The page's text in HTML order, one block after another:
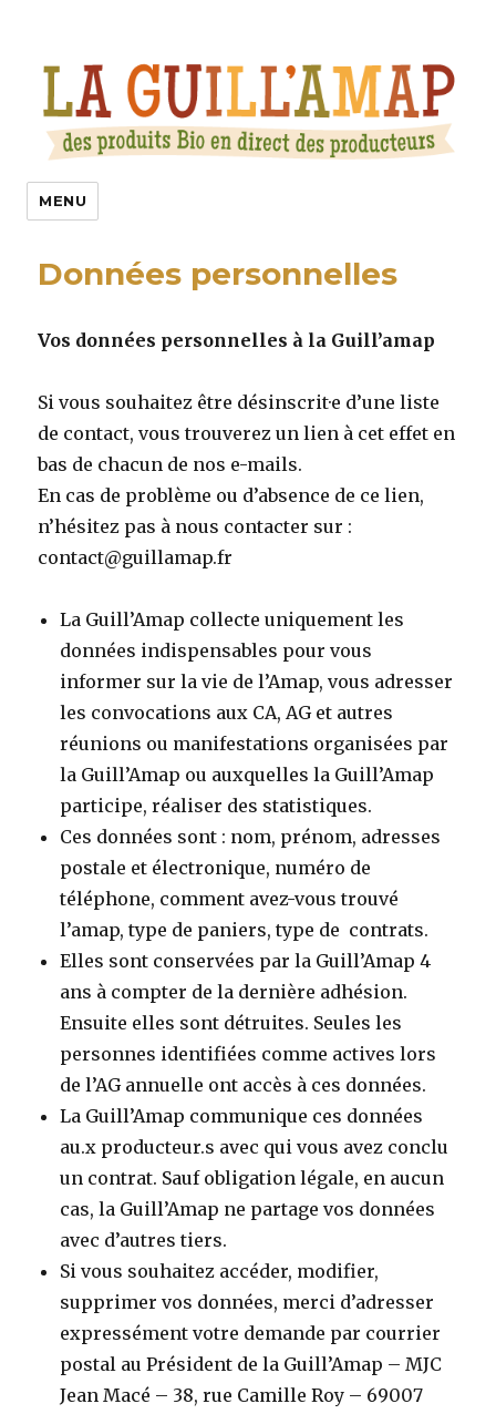
La Guill’Amap
MENU
Données personnelles
Vos données personnelles à la Guill’amap
Si vous souhaitez être désinscrit·e d’une liste
de contact, vous trouverez un lien à cet effet en
bas de chacun de nos e-mails.
En cas de problème ou d’absence de ce lien,
n’hésitez pas à nous contacter sur :
contact@guillamap.fr
La Guill’Amap collecte uniquement les
données indispensables pour vous
informer sur la vie de l’Amap, vous adresser
les convocations aux CA, AG et autres
réunions ou manifestations organisées par
la Guill’Amap ou auxquelles la Guill’Amap
participe, réaliser des statistiques.
Ces données sont : nom, prénom, adresses
postale et électronique, numéro de
téléphone, comment avez-vous trouvé
l’amap, type de paniers, type de contrats.
Elles sont conservées par la Guill’Amap 4
ans à compter de la dernière adhésion.
Ensuite elles sont détruites. Seules les
personnes identifiées comme actives lors
de l’AG annuelle ont accès à ces données.
La Guill’Amap communique ces données
au.x producteur.s avec qui vous avez conclu
un contrat. Sauf obligation légale, en aucun
cas, la Guill’Amap ne partage vos données
avec d’autres tiers.
Si vous souhaitez accéder, modifier,
supprimer vos données, merci d’adresser
expressément votre demande par courrier
postal au Président de la Guill’Amap – MJC
Jean Macé – 38, rue Camille Roy – 69007